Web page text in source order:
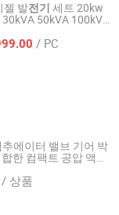
젤 발전기 세트 20kw
50kVA 100kVA
/ PC
추에이터 밸브 기어 박
한 컴팩트 공압 액추
/ 상품
Ltd.